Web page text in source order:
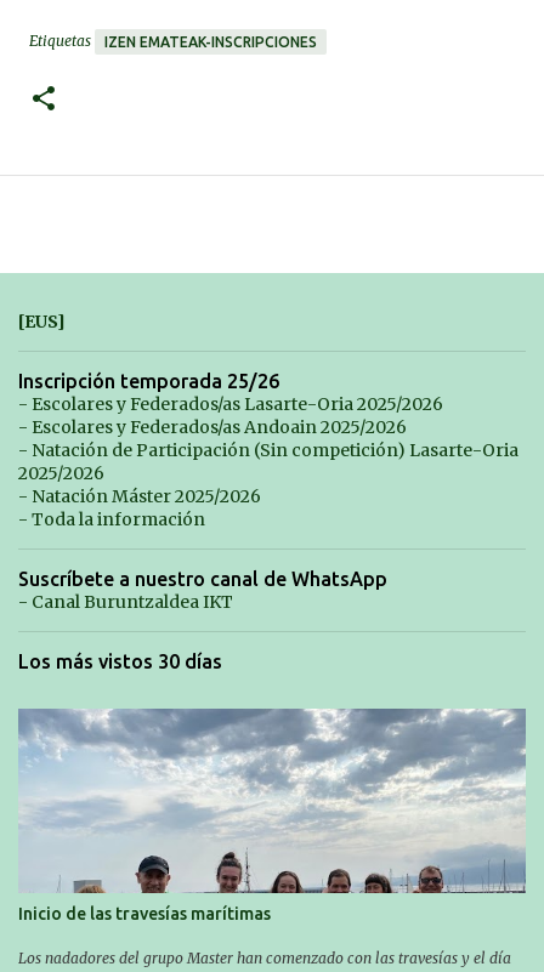
Etiquetas IZEN EMATEAK-INSCRIPCIONES
[EUS]
Inscripción temporada 25/26
- Escolares y Federados/as Lasarte-Oria 2025/2026
- Escolares y Federados/as Andoain 2025/2026
- Natación de Participación (Sin competición) Lasarte-Oria
2025/2026
- Natación Máster 2025/2026
- Toda la información
Suscríbete a nuestro canal de WhatsApp
- Canal Buruntzaldea IKT
Los más vistos 30 días
Inicio de las travesías marítimas
Los nadadores del grupo Master han comenzado con las travesías y el día